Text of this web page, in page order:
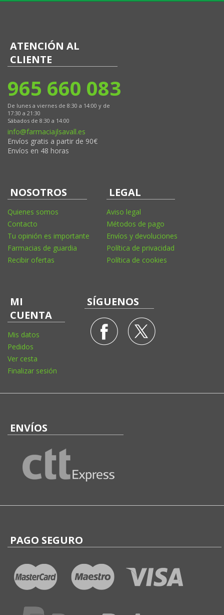
ATENCIÓN AL
CLIENTE
965 660 083
De lunes a viernes de 8:30 a 14:00 y de
17:30 a 21:30
Sábados de 8:30 a 14:00
info@farmaciajlsavall.es
Envíos gratis a partir de 90€
Envíos en 48 horas
NOSOTROS
Quienes somos
Contacto
Tu opinión es importante
Farmacias de guardia
Recibir ofertas
LEGAL
Aviso legal
Métodos de pago
Envíos y devoluciones
Política de privacidad
Política de cookies
MI
CUENTA
Mis datos
Pedidos
Ver cesta
Finalizar sesión
SÍGUENOS
ENVÍOS
PAGO SEGURO